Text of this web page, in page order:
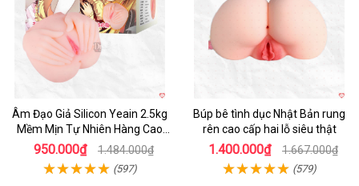
Âm Đạo Giả Silicon Yeain 2.5kg
Mềm Mịn Tự Nhiên Hàng Cao
Cấp
950.000₫ 1.484.000₫
(597)
Búp bê tình dục Nhật Bản rung
rên cao cấp hai lỗ siêu thật
1.400.000₫ 1.667.000₫
(579)